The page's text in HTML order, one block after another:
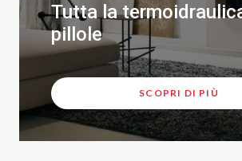
Tutta la
pillole
SCOPRI DI PIÙ